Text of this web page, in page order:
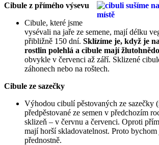
Cibule z přímého výsevu
Cibule, které jsme
vysévali na jaře ze semene, mají délku
přibližně 150 dní. Sklízíme je, když je
rostlin polehlá a cibule mají
obvykle v červenci až září. Sklizené
záhonech nebo na roštech.
Cibule ze sazečky
Výhodou cibulí pěstovaných ze sazečky
předpěstované ze semen v předchozím
sklizeň – v červnu a červenci. Oproti
mají horší skladovatelnost. Proto
přednostně.